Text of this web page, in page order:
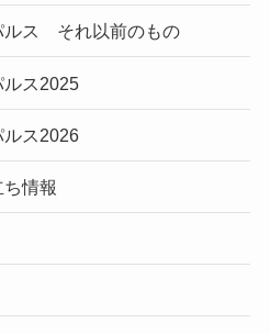
ルス それ以前のもの
ルス2025
ルス2026
情報